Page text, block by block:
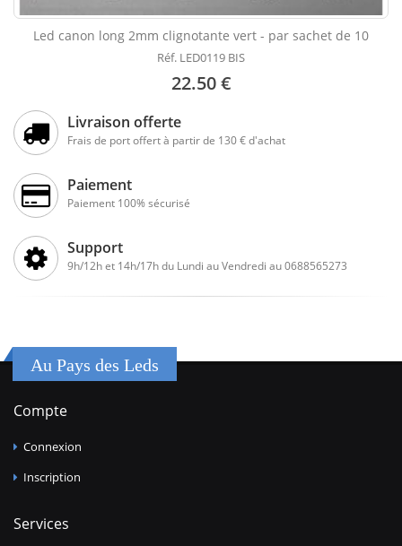
Led canon long 2mm clignotante vert - par sachet de 10
Réf. LED0119 BIS
22.50 €
Livraison offerte
Frais de port offert à partir de 130 € d'achat
Paiement
Paiement 100% sécurisé
Support
9h/12h et 14h/17h du Lundi au Vendredi au 0688565273
Au Pays des Leds
Compte
Connexion
Inscription
Services